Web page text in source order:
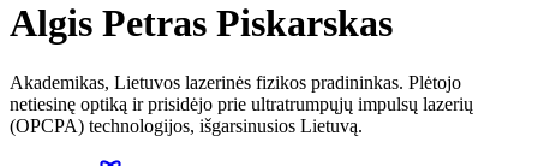
Algis Petras Piskarskas
Akademikas, Lietuvos lazerinės fizikos pradininkas. Plėtojo
netiesinę optiką ir prisidėjo prie ultratrumpųjų impulsų lazerių
(OPCPA) technologijos, išgarsinusios Lietuvą.